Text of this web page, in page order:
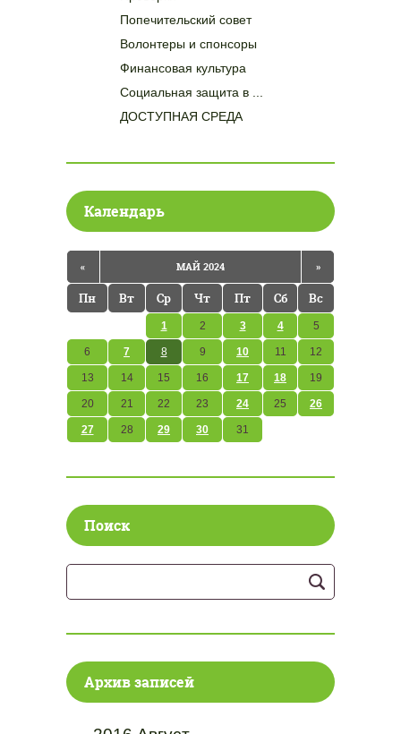
Попечительский совет
Волонтеры и спонсоры
Финансовая культура
Социальная защита в ...
ДОСТУПНАЯ СРЕДА
Календарь
« МАЙ 2024 »
Пн Вт Ср Чт Пт Сб Вс
1 2 3 4 5
6 7 8 9 10 11 12
13 14 15 16 17 18 19
20 21 22 23 24 25 26
27 28 29 30 31
Поиск
Архив записей